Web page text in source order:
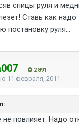
спицы руля и
Ставь как
постановку руля...
2 891
11 февраля, 2011
повлияет. Надо